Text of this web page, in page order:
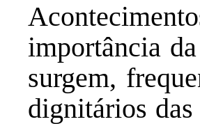
importância
surgem,
dignitários